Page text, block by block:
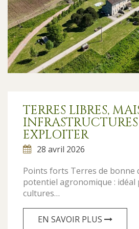
TERRES LIBRES,
EXPLOITER
28 avril 2026
Points forts Terres de bonne
potentiel agronomique : idéal
cultures…
EN SAVOIR PLUS